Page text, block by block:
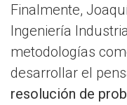
Finalmente,
Ingeniería
metodologías
desarrollar el
resolución de